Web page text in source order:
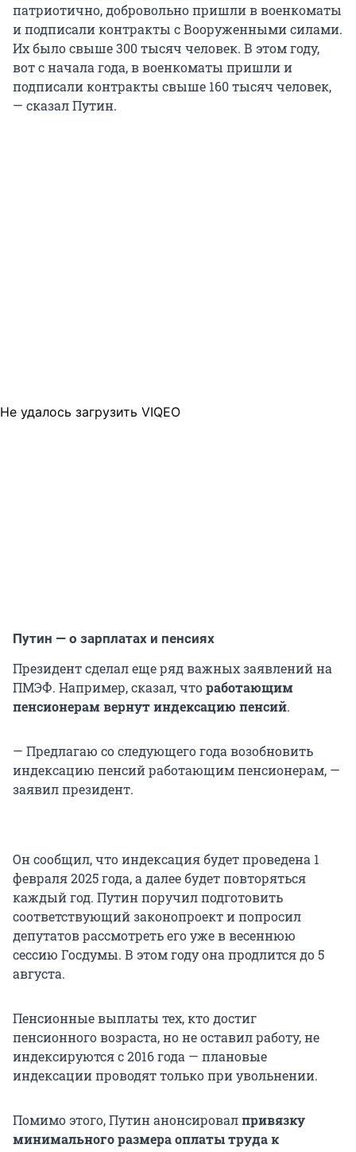
патриотично, добровольно пришли в военкоматы
и подписали контракты с Вооруженными силами.
Их было свыше 300 тысяч человек. В этом году,
вот с начала года, в военкоматы пришли и
подписали контракты свыше 160 тысяч человек,
— сказал Путин.
Не удалось загрузить VIQEO
Путин — о зарплатах и пенсиях
Президент сделал еще ряд важных заявлений на
ПМЭФ. Например, сказал, чтоработающим
пенсионерам вернут индексацию пенсий.
— Предлагаю со следующего года возобновить
индексацию пенсий работающим пенсионерам, —
заявил президент.
Он сообщил, что индексация будет проведена 1
февраля 2025 года, а далее будет повторяться
каждый год. Путин поручил подготовить
соответствующий законопроект и попросил
депутатов рассмотреть его уже в весеннюю
сессию Госдумы. В этом году она продлится до 5
августа.
Пенсионные выплаты тех, кто достиг
пенсионного возраста, но не оставил работу, не
индексируются с 2016 года — плановые
индексации проводят только при увольнении.
Помимо этого, Путин анонсировалпривязку
минимального размера оплаты труда к